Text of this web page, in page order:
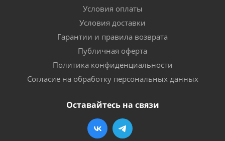
Условия оплаты
Условия доставки
Гарантии и правила возврата
Публичная оферта
Политика конфиденциальности
Согласие на обработку персональных данных
Оставайтесь на связи